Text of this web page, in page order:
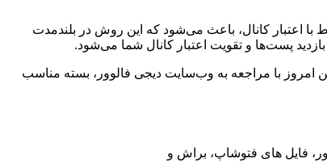
با اعتبار کانال، باعث می‌شود که این روش در بلندمدت
پست‌ها و تقویت اعتبار کانال شما می‌شود.
امروز با مراجعه به وب‌سایت دیجی فالوور، بسته مناسب
فایل های فتوشاپ، براش و